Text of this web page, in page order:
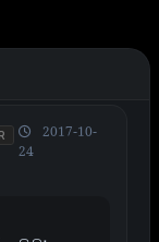
2017-10-
24